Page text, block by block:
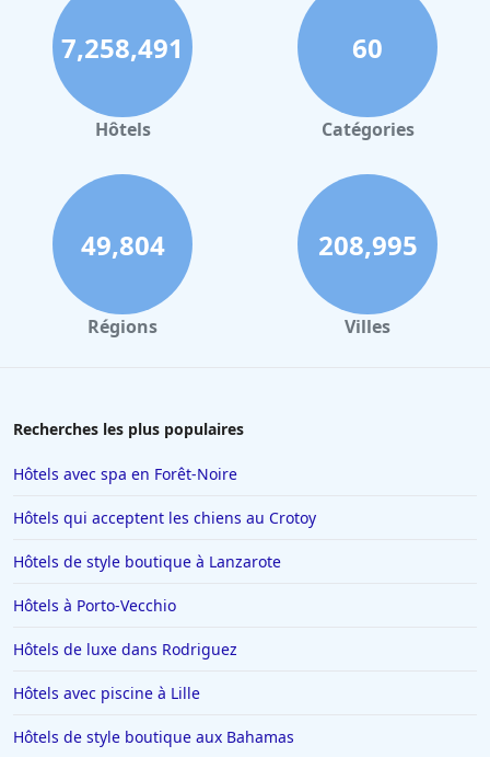
7,258,491
Hôtels
60
Catégories
49,804
Régions
208,995
Villes
Recherches les plus populaires
Hôtels avec spa en Forêt-Noire
Hôtels qui acceptent les chiens au Crotoy
Hôtels de style boutique à Lanzarote
Hôtels à Porto-Vecchio
Hôtels de luxe dans Rodriguez
Hôtels avec piscine à Lille
Hôtels de style boutique aux Bahamas